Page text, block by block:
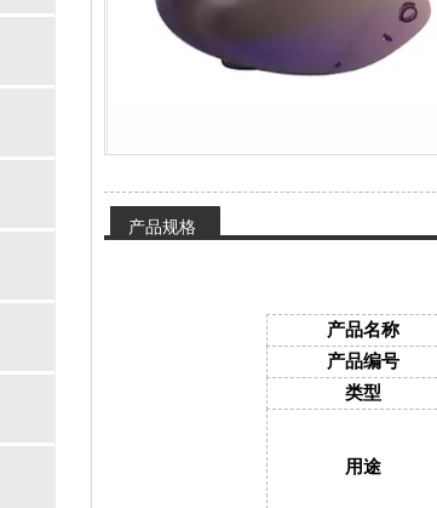
产品规格
产品名称
产品编号
类型
用途